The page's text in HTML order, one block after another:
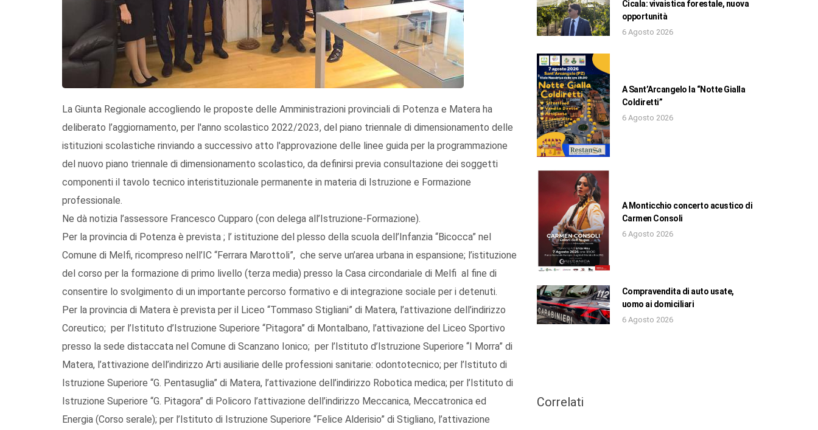
La Giunta Regionale accogliendo le proposte delle Amministrazioni provinciali di Potenza e Matera ha
deliberato l’aggiornamento, per l'anno scolastico 2022/2023, del piano triennale di dimensionamento delle
istituzioni scolastiche rinviando a successivo atto l'approvazione delle linee guida per la programmazione
del nuovo piano triennale di dimensionamento scolastico, da definirsi previa consultazione dei soggetti
componenti il tavolo tecnico interistituzionale permanente in materia di Istruzione e Formazione
professionale.
Ne dà notizia l’assessore Francesco Cupparo (con delega all’Istruzione-Formazione).
Per la provincia di Potenza è prevista ; l’ istituzione del plesso della scuola dell’Infanzia “Bicocca” nel
Comune di Melfi, ricompreso nell’IC “Ferrara Marottoli”, che serve un’area urbana in espansione; l’istituzione
del corso per la formazione di primo livello (terza media) presso la Casa circondariale di Melfi al fine di
consentire lo svolgimento di un importante percorso formativo e di integrazione sociale per i detenuti.
Per la provincia di Matera è prevista per il Liceo “Tommaso Stigliani” di Matera, l’attivazione dell’indirizzo
Coreutico; per l’Istituto d’Istruzione Superiore “Pitagora” di Montalbano, l’attivazione del Liceo Sportivo
presso la sede distaccata nel Comune di Scanzano Ionico; per l’Istituto d’Istruzione Superiore “I Morra” di
Matera, l’attivazione dell’indirizzo Arti ausiliarie delle professioni sanitarie: odontotecnico; per l’Istituto di
Istruzione Superiore “G. Pentasuglia” di Matera, l’attivazione dell’indirizzo Robotica medica; per l’Istituto di
Istruzione Superiore “G. Pitagora” di Policoro l’attivazione dell’indirizzo Meccanica, Meccatronica ed
Energia (Corso serale); per l’Istituto di Istruzione Superiore “Felice Alderisio” di Stigliano, l’attivazione
Cicala: vivaistica forestale, nuova
opportunità
6 Agosto 2026
A Sant’Arcangelo la “Notte Gialla
Coldiretti”
6 Agosto 2026
A Monticchio concerto acustico di
Carmen Consoli
6 Agosto 2026
Compravendita di auto usate,
uomo ai domiciliari
6 Agosto 2026
Correlati